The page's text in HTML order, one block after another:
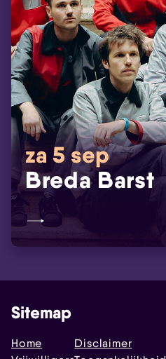
za 5 sep
Breda Barst
Sitemap
Home
Disclaimer